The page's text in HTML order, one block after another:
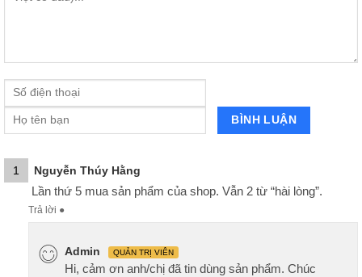
1 Nguyễn Thúy Hằng
Lần thứ 5 mua sản phẩm của shop. Vẫn 2 từ “hài lòng”.
Trả lời ●
Admin QUẢN TRỊ VIÊN
Hi, cảm ơn anh/chị đã tin dùng sản phẩm. Chúc